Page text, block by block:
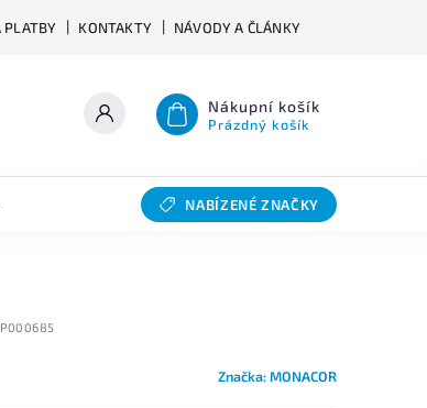
PLATBY KONTAKTY NÁVODY A ČLÁNKY
Nákupní košík
Prázdný košík
SLEVY BAZAR
NABÍZENÉ ZNAČKY
Značka:MONACOR